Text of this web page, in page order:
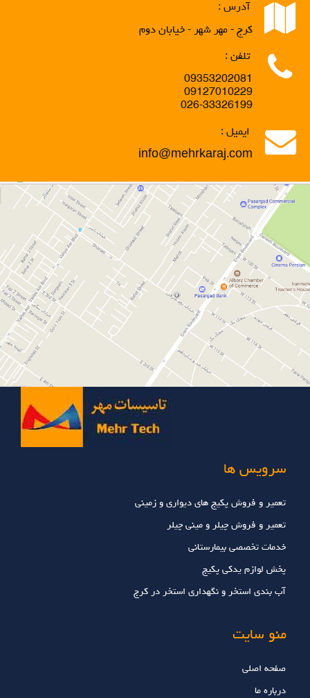
آدرس :
کرج - مهر شهر - خيابان دوم
تلفن :
09353202081
09127010229
026-33326199
ایمیل :
info@mehrkaraj.com
سرویس ها
تعمیر و فروش پکیج های دیواری و زمینی
تعمیر و فروش چیلر و مینی چیلر
خدمات تخصصي بيمارستاني
پخش لوازم یدکی پکیج
آب بندی استخر و نگهداری استخر در کرج
منو سایت
صفحه اصلی
درباره ما